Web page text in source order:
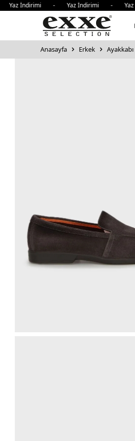
İndirimi - Yaz İndirimi -
Anasayfa Erkek Ayakkabı